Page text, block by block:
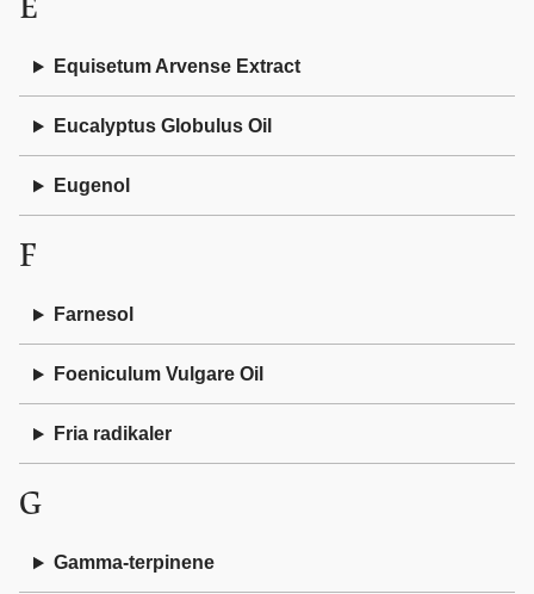
Equisetum Arvense Extract
Eucalyptus Globulus Oil
Eugenol
F
Farnesol
Foeniculum Vulgare Oil
Fria radikaler
G
Gamma-terpinene